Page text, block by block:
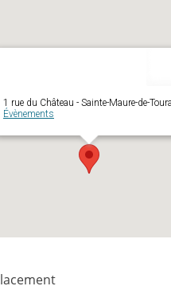
1 rue du Château - Sainte-Maure-de-
Évènements